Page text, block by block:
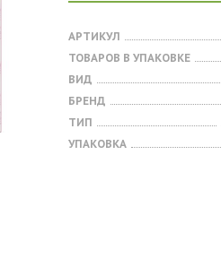
АРТИКУЛ
ТОВАРОВ В УПАКОВКЕ
ВИД
БРЕНД
ТИП
УПАКОВКА